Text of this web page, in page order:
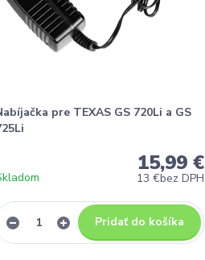
pre TEXAS GS 720Li a GS
15,99 €
13 €bez DPH
Pridať do košíka